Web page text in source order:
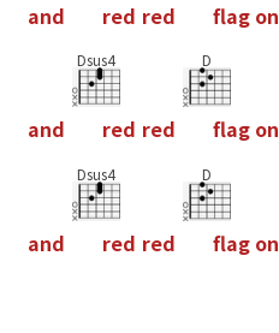
and red red fag on
and
Dsus4
red red
D
fag on
and
Dsus4
red red
D
fag on